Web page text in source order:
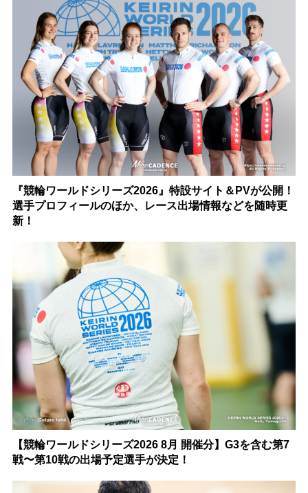
『競輪ワールドシリーズ2026』特設サイト＆PVが公開！
選手プロフィールのほか、レース出場情報などを随時更
新！
【競輪ワールドシリーズ2026 8月 開催分】G3を含む第7
戦〜第10戦の出場予定選手が決定！